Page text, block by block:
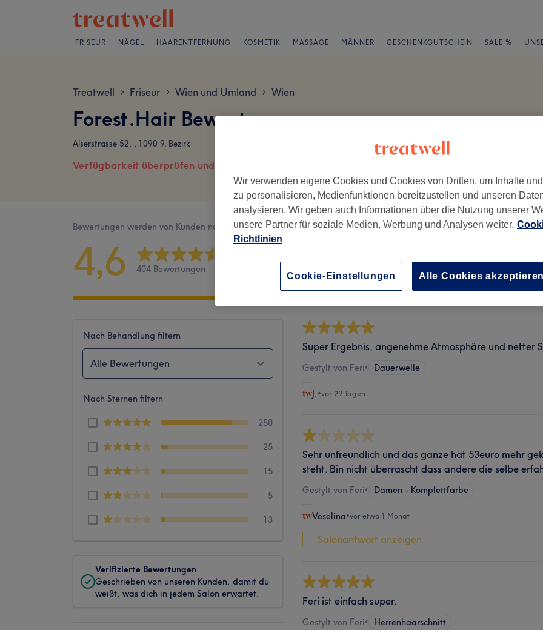
FRISEUR NÄGEL HAARENTFERNUNG KOSMETIK MASSAGE MÄNNER GESCHENKGUTSCHEIN SALE %
Treatwell > Friseur > Wien und Umland > Wien
Forest.Hair Bewertungen
Alserstrasse 52, , 1090 9. Bezirk
Verfügbarkeit überprüfen und online buchen
Bewertungen werden von Kunden nach ihrem Besuch geschrieben.
4,6 404 Bewertungen Sauberkeit
Nach Behandlung filtern
Alle Bewertungen
Nach Sternen filtern
250
25
15
5
13
Verifizierte Bewertungen
Geschrieben von unseren Kunden, damit du
weißt, was dich in jedem Salon erwartet.
Super Ergebnis, angenehme Atmosphäre und netter
Gestylt von Feri• Dauerwelle
J. •vor 29 Tagen
Sehr unfreundlich und das ganze hat 53euro mehr
steht. Bin nicht überrascht dass andere die selbe
Gestylt von Feri• Damen - Komplettfarbe
Veselina•vor etwa 1 Monat
Salonantwort anzeigen
Feri ist einfach super.
Gestylt von Feri• Herrenhaarschnitt
Wir verwenden eigene Cookies und Cookies von Dritten, um Inhalte
zu personalisieren, Medienfunktionen bereitzustellen und unseren
analysieren. Wir geben auch Informationen über die Nutzung unserer
unsere Partner für soziale Medien, Werbung und Analysen weiter.
Richtlinien
Alle Cookies akzeptieren
Cookie-Einstellungen